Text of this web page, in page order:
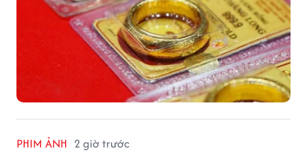
PHIM ẢNH 2 giờ trước